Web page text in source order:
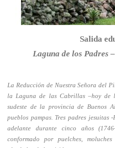
Salida
Laguna de los Padres
La Reducción de Nuestra Señora del
la Laguna de las Cabrillas –hoy de
sudeste de la provincia de Buenos
pueblos pampas. Tres padres
adelante durante cinco años
conformado por puelches,